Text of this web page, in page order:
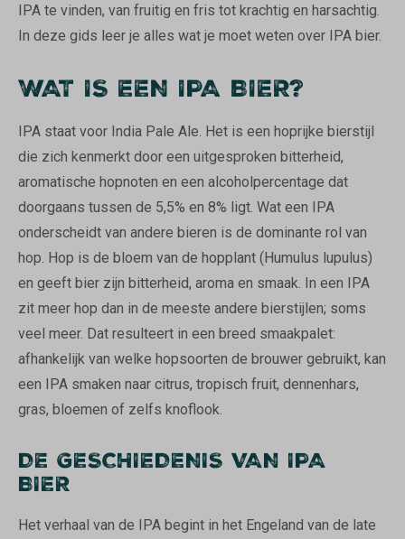
IPA te vinden, van fruitig en fris tot krachtig en harsachtig.
In deze gids leer je alles wat je moet weten over IPA bier.
WAT IS EEN IPA BIER?
IPA staat voor India Pale Ale. Het is een hoprijke bierstijl
die zich kenmerkt door een uitgesproken bitterheid,
aromatische hopnoten en een alcoholpercentage dat
doorgaans tussen de 5,5% en 8% ligt. Wat een IPA
onderscheidt van andere bieren is de dominante rol van
hop. Hop is de bloem van de hopplant (Humulus lupulus)
en geeft bier zijn bitterheid, aroma en smaak. In een IPA
zit meer hop dan in de meeste andere bierstijlen; soms
veel meer. Dat resulteert in een breed smaakpalet:
afhankelijk van welke hopsoorten de brouwer gebruikt, kan
een IPA smaken naar citrus, tropisch fruit, dennenhars,
gras, bloemen of zelfs knoflook.
DE GESCHIEDENIS VAN IPA
BIER
Het verhaal van de IPA begint in het Engeland van de late